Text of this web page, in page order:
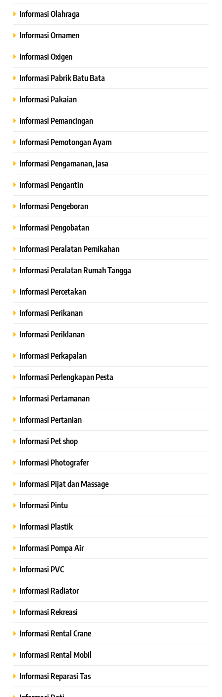
Informasi Olahraga
Informasi Ornamen
Informasi Oxigen
Informasi Pabrik Batu Bata
Informasi Pakaian
Informasi Pemancingan
Informasi Pemotongan Ayam
Informasi Pengamanan, Jasa
Informasi Pengantin
Informasi Pengeboran
Informasi Pengobatan
Informasi Peralatan Pernikahan
Informasi Peralatan Rumah Tangga
Informasi Percetakan
Informasi Perikanan
Informasi Periklanan
Informasi Perkapalan
Informasi Perlengkapan Pesta
Informasi Pertamanan
Informasi Pertanian
Informasi Pet shop
Informasi Photografer
Informasi Pijat dan Massage
Informasi Pintu
Informasi Plastik
Informasi Pompa Air
Informasi PVC
Informasi Radiator
Informasi Rekreasi
Informasi Rental Crane
Informasi Rental Mobil
Informasi Reparasi Tas